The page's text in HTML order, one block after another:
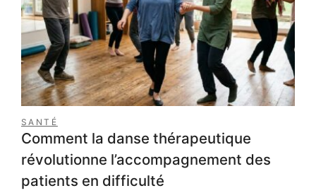
corps
SANTÉ
Comment la danse thérapeutique
révolutionne l’accompagnement des
patients en difficulté